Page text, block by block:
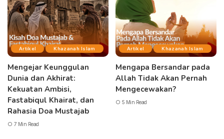
Artikel Khazanah Islam
Mengejar Keunggulan
Dunia dan Akhirat:
Kekuatan Ambisi,
Fastabiqul Khairat, dan
Rahasia Doa Mustajab
7 Min Read
Artikel Khazanah Islam
Mengapa Bersandar pada
Allah Tidak Akan Pernah
Mengecewakan?
5 Min Read